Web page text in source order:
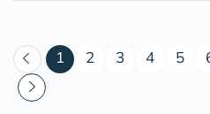
1 (courant)
2 3 4 5